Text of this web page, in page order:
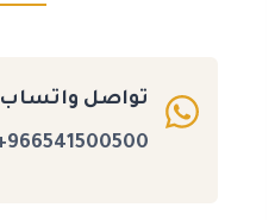
تواصل واتساب
966541500500+